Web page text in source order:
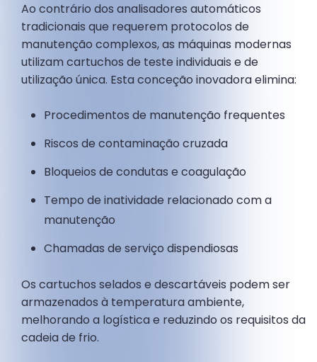
Ao contrário dos analisadores automáticos
tradicionais que requerem protocolos de
manutenção complexos, as máquinas modernas
utilizam cartuchos de teste individuais e de
utilização única. Esta conceção inovadora elimina:
Procedimentos de manutenção frequentes
Riscos de contaminação cruzada
Bloqueios de condutas e coagulação
Tempo de inatividade relacionado com a
manutenção
Chamadas de serviço dispendiosas
Os cartuchos selados e descartáveis podem ser
armazenados à temperatura ambiente,
melhorando a logística e reduzindo os requisitos da
cadeia de frio.